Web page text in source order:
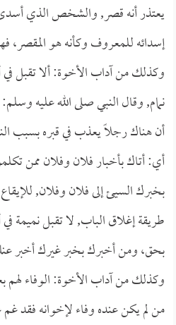
يعتذر أنه قصر, والشخص الذي
إسدائه للمعروف وكأنه هو المقصر،
وكذلك من آداب الأخوة: ألا تقبل
نمام, وقال النبي صلى الله عليه
أن هناك رجلاً يعذب في قبره بسبب
أي: أتاك بأخبار فلان وفلان ممن
بخبرك السيئ إلى فلان وفلان,
طريقة إغلاق الباب, لا تقبل نميمة
بحق، ومن أخبرك بخبر غيرك أخبر
وكذلك من آداب الأخوة: الوفاء لهم
من لم يكن عنده وفاء لإخوانه فقد